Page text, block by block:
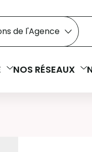
dans le
le type de la
NOS RÉSEAUX